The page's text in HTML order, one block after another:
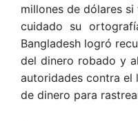
millones de dólares
cuidado su
Bangladesh logró
del dinero robado y
autoridades contra el
de dinero para